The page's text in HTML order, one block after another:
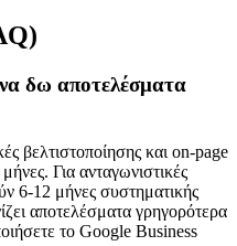
δω αποτελέσματα
βελτιστοποίησης και on-page
Για ανταγωνιστικές
6-12 μήνες συστηματικής
αποτελέσματα γρηγορότερα
το Google Business